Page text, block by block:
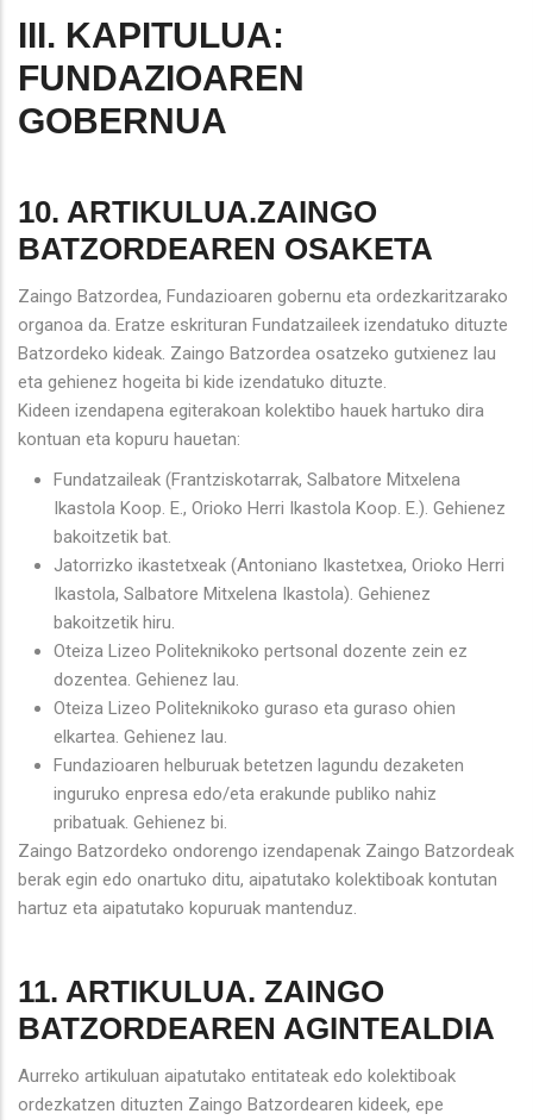
III. KAPITULUA:
FUNDAZIOAREN
GOBERNUA
10. ARTIKULUA.ZAINGO
BATZORDEAREN OSAKETA
Zaingo Batzordea, Fundazioaren gobernu eta ordezkaritzarako
organoa da. Eratze eskrituran Fundatzaileek izendatuko dituzte
Batzordeko kideak. Zaingo Batzordea osatzeko gutxienez lau
eta gehienez hogeita bi kide izendatuko dituzte.
Kideen izendapena egiterakoan kolektibo hauek hartuko dira
kontuan eta kopuru hauetan:
Fundatzaileak (Frantziskotarrak, Salbatore Mitxelena
Ikastola Koop. E., Orioko Herri Ikastola Koop. E.). Gehienez
bakoitzetik bat.
Jatorrizko ikastetxeak (Antoniano Ikastetxea, Orioko Herri
Ikastola, Salbatore Mitxelena Ikastola). Gehienez
bakoitzetik hiru.
Oteiza Lizeo Politeknikoko pertsonal dozente zein ez
dozentea. Gehienez lau.
Oteiza Lizeo Politeknikoko guraso eta guraso ohien
elkartea. Gehienez lau.
Fundazioaren helburuak betetzen lagundu dezaketen
inguruko enpresa edo/eta erakunde publiko nahiz
pribatuak. Gehienez bi.
Zaingo Batzordeko ondorengo izendapenak Zaingo Batzordeak
berak egin edo onartuko ditu, aipatutako kolektiboak kontutan
hartuz eta aipatutako kopuruak mantenduz.
11. ARTIKULUA. ZAINGO
BATZORDEAREN AGINTEALDIA
Aurreko artikuluan aipatutako entitateak edo kolektiboak
ordezkatzen dituzten Zaingo Batzordearen kideek, epe